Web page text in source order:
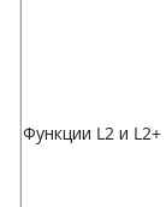
Функции L2 и L2+